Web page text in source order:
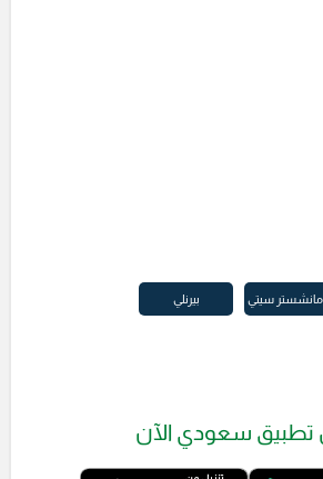
سيتي بيرنلي
سعودي الآن